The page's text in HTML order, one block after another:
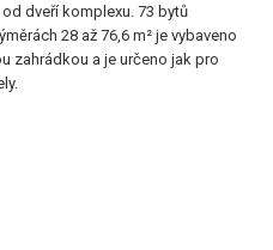
dveří komplexu. 73 bytů
28 až 76,6 m² je vybaveno
zahrádkou a je určeno jak pro